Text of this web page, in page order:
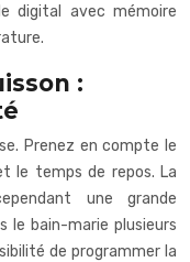
digital avec mémoire
:
Prenez en compte le
le temps de repos. La
une grande
le bain-marie plusieurs
de programmer la